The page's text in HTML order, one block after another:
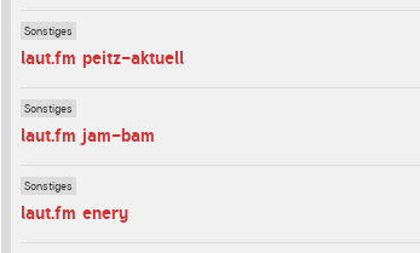
Sonstiges
laut.fm peitz-aktuell
Sonstiges
laut.fm jam-bam
Sonstiges
laut.fm enery